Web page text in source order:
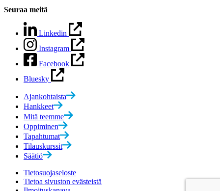
Seuraa meitä
Linkedin
Instagram
Facebook
Bluesky
Ajankohtaista
Hankkeet
Mitä teemme
Oppiminen
Tapahtumat
Tilauskurssit
Säätiö
Tietosuojaseloste
Tietoa sivuston evästeistä